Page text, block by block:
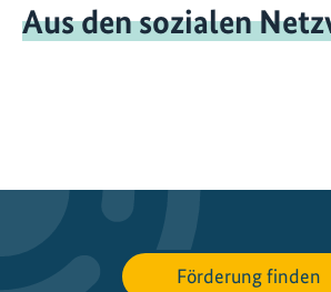
Aus den sozialen
Förderung finden